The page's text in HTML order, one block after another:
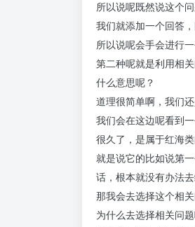
所以说呢既然说这个
我们就添加一个回答
所以说呢会手会进行
第二种呢就是利用相
什么意思呢？
道理很简单啊，我们
我们会在这边呢看到
很久了，是属于红海类
就是说它的比如说第
话，根本就没有办法去
那我会去选择这个相关
为什么去选择相关问题